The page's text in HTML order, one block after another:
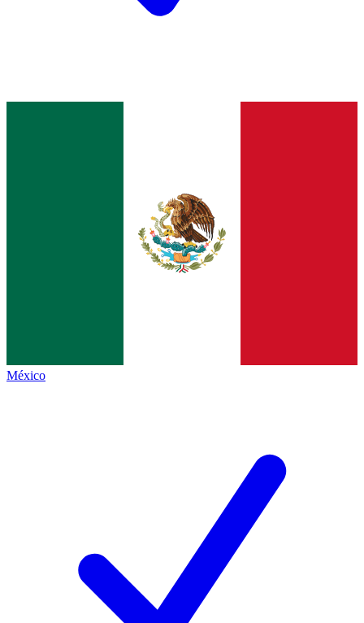
México